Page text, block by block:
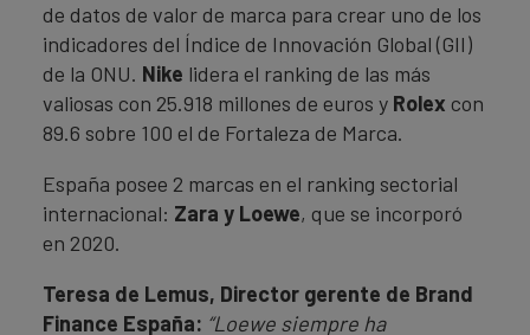
de datos de valor de marca para crear uno de los
indicadores del Índice de Innovación Global (GII)
de la ONU. Nike lidera el ranking de las más
valiosas con 25.918 millones de euros y Rolex con
89.6 sobre 100 el de Fortaleza de Marca.
España posee 2 marcas en el ranking sectorial
internacional: Zara y Loewe, que se incorporó
en 2020.
Teresa de Lemus, Director gerente de Brand
Finance España: “Loewe siempre ha